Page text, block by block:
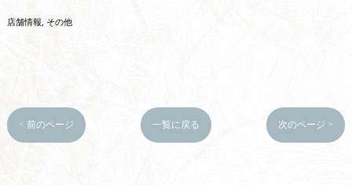
店舗情報 その他
< 前のページ 一覧に戻る 次のページ >